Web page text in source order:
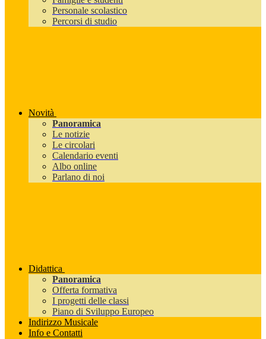
Personale scolastico
Percorsi di studio
Novità
Panoramica
Le notizie
Le circolari
Calendario eventi
Albo online
Parlano di noi
Didattica
Panoramica
Offerta formativa
I progetti delle classi
Piano di Sviluppo Europeo
Indirizzo Musicale
Info e Contatti